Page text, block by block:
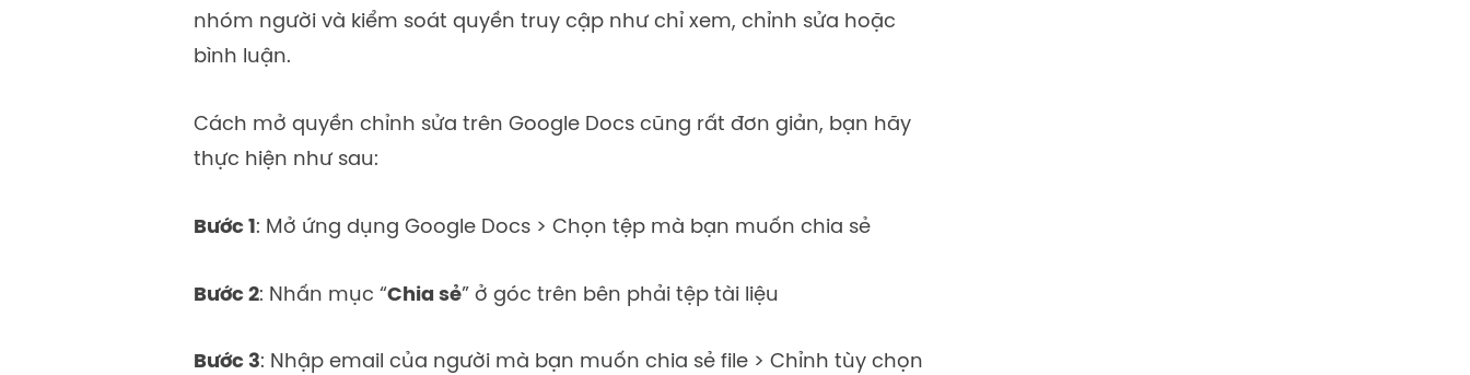
nhóm người và kiểm soát quyền truy cập như chỉ xem, chỉnh sửa hoặc
bình luận.
Cách mở quyền chỉnh sửa trên Google Docs cũng rất đơn giản, bạn hãy
thực hiện như sau:
Bước 1: Mở ứng dụng Google Docs > Chọn tệp mà bạn muốn chia sẻ
Bước 2: Nhấn mục “Chia sẻ” ở góc trên bên phải tệp tài liệu
Bước 3: Nhập email của người mà bạn muốn chia sẻ file > Chỉnh tùy chọn